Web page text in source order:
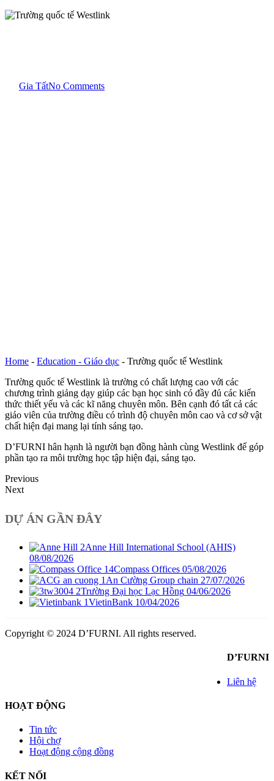
Gia TấtNo Comments
Home - Education - Giáo dục - Trường quốc tế Westlink
Trường quốc tế Westlink là trường có chất lượng cao với các
chương trình giảng dạy giúp các bạn học sinh có đầy đủ các kiến
thức thiết yếu và các kĩ năng chuyên môn. Bên cạnh đó tất cả các
giáo viên của trường điều có trình độ chuyên môn cao và cơ sở vật
chất hiện đại mang lại tính sáng tạo.
D’FURNI hân hạnh là người bạn đồng hành cùng Westlink để góp
phần tạo ra môi trường học tập hiện đại, sáng tạo.
Previous
Next
DỰ ÁN GẦN ĐÂY
Anne Hill International School (AHIS)
08/08/2026
Compass Offices 05/08/2026
An Cường Group chain 27/07/2026
Trường Đại học Lạc Hồng 04/06/2026
VietinBank 10/04/2026
Copyright © 2024 D’FURNI. All rights reserved.
D’FURNI
Liên hệ
HOẠT ĐỘNG
Tin tức
Hội chợ
Hoạt động cộng đồng
KẾT NỐI